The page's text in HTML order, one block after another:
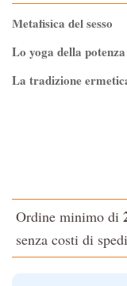
Metafisica del sesso
Lo yoga della potenza
La tradizione
La Cabala
Il potere del serpente
Ordine minimo di
senza costi di